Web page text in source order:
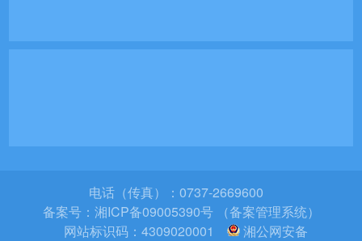
电话（传真）：0737-2669600
备案号： 湘ICP备09005390号 （备案管理系统）
网站标识码：4309020001
湘公网安备